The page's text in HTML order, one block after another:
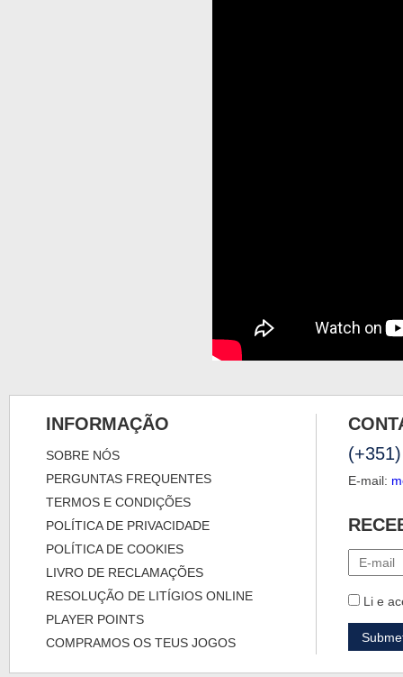
INFORMAÇÃO
SOBRE NÓS
PERGUNTAS FREQUENTES
TERMOS E CONDIÇÕES
POLÍTICA DE PRIVACIDADE
POLÍTICA DE COOKIES
LIVRO DE RECLAMAÇÕES
RESOLUÇÃO DE LITÍGIOS ONLINE
PLAYER POINTS
COMPRAMOS OS TEUS JOGOS
E-mail:
Li e